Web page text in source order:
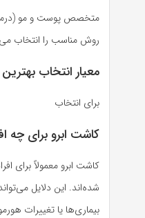
متخصص پوست و مو
روش مناسب را انتخاب
معیار انتخاب
برای انتخاب
کاشت ابرو برای چه
کاشت ابرو معمولاً برای
شده‌اند. این دلایل
بیماری‌ها یا تغییرات